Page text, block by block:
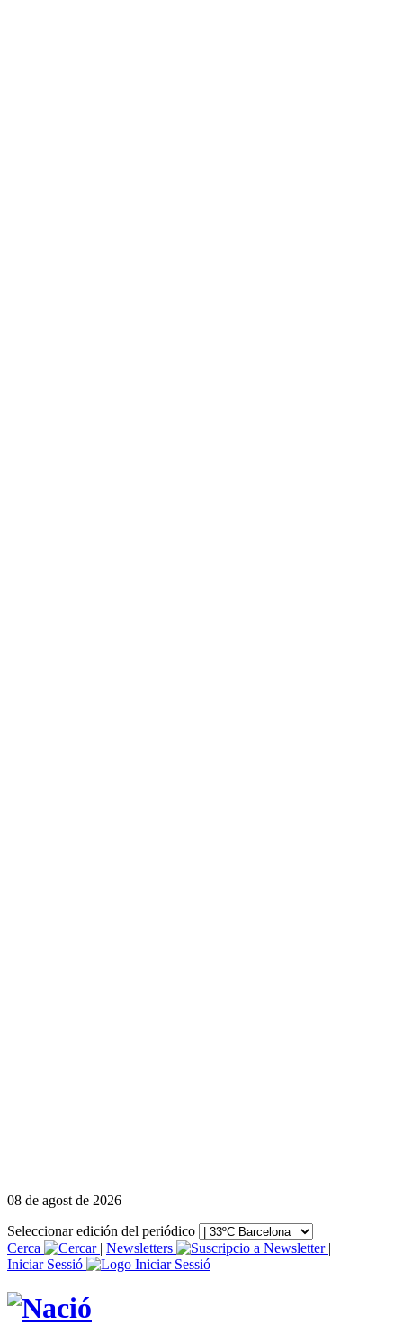
08 de agost de 2026
Seleccionar edición del periódico
Cerca
| Newsletters
|
Iniciar Sessió